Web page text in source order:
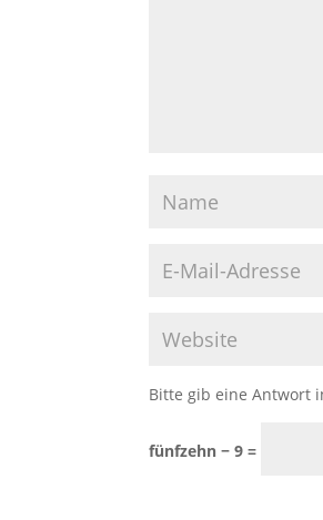
Bitte gib eine Antwort
fünfzehn − 9 =